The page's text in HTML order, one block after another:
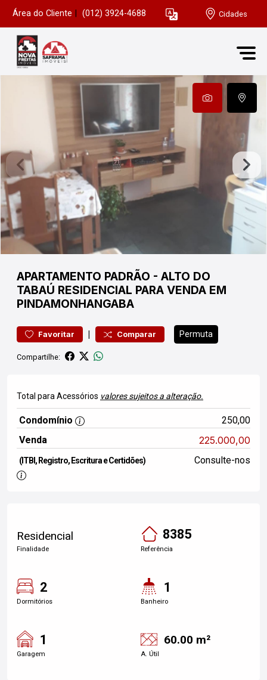
Área do Cliente (012) 3924-4688 Cidades
APARTAMENTO PADRÃO - ALTO DO
TABAÚ RESIDENCIAL PARA VENDA EM
PINDAMONHANGABA
Favoritar | Comparar Permuta
Compartilhe:
Total para Acessórios valores sujeitos a alteração.
Condomínio
250,00
Venda
225.000,00
(ITBI, Registro, Escritura e Certidões) Consulte-nos
Residencial
Finalidade
8385
Referência
2
Dormitórios
1
Banheiro
1
Garagem
60.00 m²
A. Útil